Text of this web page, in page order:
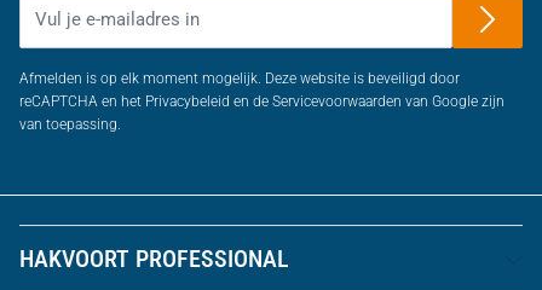
Afmelden is op elk moment mogelijk. Deze website is beveiligd door
reCAPTCHA en het Privacybeleid en de Servicevoorwaarden van Google zijn
van toepassing.
HAKVOORT PROFESSIONAL